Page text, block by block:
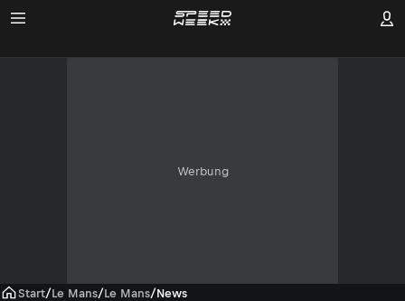
Werbung
Start/Le Mans/Le Mans/News